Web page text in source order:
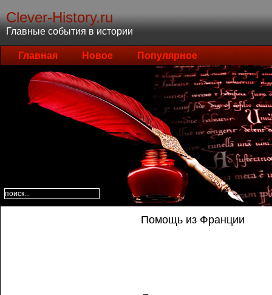
Clever-History.ru
Главные события в истории
Главная Новое Популярное
Помощь из Франции